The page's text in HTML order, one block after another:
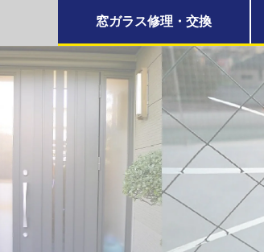
窓ガラス修理・交換